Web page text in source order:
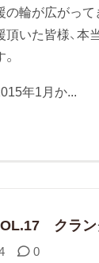
輪が広がっ
いた皆様、
年1月か...
クラン
0